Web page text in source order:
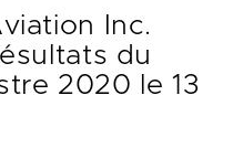
Inc.
du
2020 le 13